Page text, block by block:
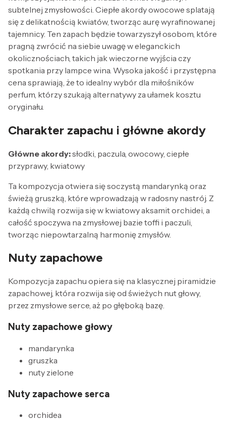
subtelnej zmysłowości. Ciepłe akordy owocowe splatają
się z delikatnością kwiatów, tworząc aurę wyrafinowanej
tajemnicy. Ten zapach będzie towarzyszył osobom, które
pragną zwrócić na siebie uwagę w eleganckich
okolicznościach, takich jak wieczorne wyjścia czy
spotkania przy lampce wina. Wysoka jakość i przystępna
cena sprawiają, że to idealny wybór dla miłośników
perfum, którzy szukają alternatywy za ułamek kosztu
oryginału.
Charakter zapachu i główne akordy
Główne akordy:słodki, paczula, owocowy, ciepłe
przyprawy, kwiatowy
Ta kompozycja otwiera się soczystą mandarynką oraz
świeżą gruszką, które wprowadzają w radosny nastrój. Z
każdą chwilą rozwija się w kwiatowy aksamit orchidei, a
całość spoczywa na zmysłowej bazie toffi i paczuli,
tworząc niepowtarzalną harmonię zmysłów.
Nuty zapachowe
Kompozycja zapachu opiera się na klasycznej piramidzie
zapachowej, która rozwija się od świeżych nut głowy,
przez zmysłowe serce, aż po głęboką bazę.
Nuty zapachowe głowy
mandarynka
gruszka
nuty zielone
Nuty zapachowe serca
orchidea